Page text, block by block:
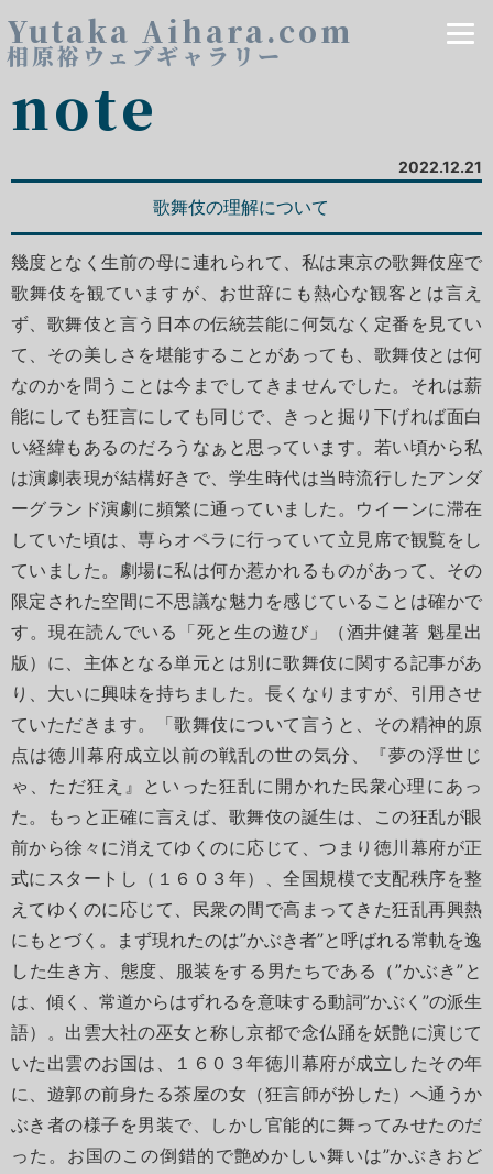
Yutaka Aihara.com
相原裕ウェブギャラリー
note
2022.12.21
歌舞伎の理解について
幾度となく生前の母に連れられて、私は東京の歌舞伎座で
歌舞伎を観ていますが、お世辞にも熱心な観客とは言え
ず、歌舞伎と言う日本の伝統芸能に何気なく定番を見てい
て、その美しさを堪能することがあっても、歌舞伎とは何
なのかを問うことは今までしてきませんでした。それは薪
能にしても狂言にしても同じで、きっと掘り下げれば面白
い経緯もあるのだろうなぁと思っています。若い頃から私
は演劇表現が結構好きで、学生時代は当時流行したアンダ
ーグランド演劇に頻繁に通っていました。ウイーンに滞在
していた頃は、専らオペラに行っていて立見席で観覧をし
ていました。劇場に私は何か惹かれるものがあって、その
限定された空間に不思議な魅力を感じていることは確かで
す。現在読んでいる「死と生の遊び」（酒井健著 魁星出
版）に、主体となる単元とは別に歌舞伎に関する記事があ
り、大いに興味を持ちました。長くなりますが、引用させ
ていただきます。「歌舞伎について言うと、その精神的原
点は徳川幕府成立以前の戦乱の世の気分、『夢の浮世じ
ゃ、ただ狂え』といった狂乱に開かれた民衆心理にあっ
た。もっと正確に言えば、歌舞伎の誕生は、この狂乱が眼
前から徐々に消えてゆくのに応じて、つまり徳川幕府が正
式にスタートし（１６０３年）、全国規模で支配秩序を整
えてゆくのに応じて、民衆の間で高まってきた狂乱再興熱
にもとづく。まず現れたのは”かぶき者”と呼ばれる常軌を逸
した生き方、態度、服装をする男たちである（”かぶき”と
は、傾く、常道からはずれるを意味する動詞”かぶく”の派生
語）。出雲大社の巫女と称し京都で念仏踊を妖艶に演じて
いた出雲のお国は、１６０３年徳川幕府が成立したその年
に、遊郭の前身たる茶屋の女（狂言師が扮した）へ通うか
ぶき者の様子を男装で、しかし官能的に舞ってみせたのだ
った。お国のこの倒錯的で艶めかしい舞いは”かぶきおど